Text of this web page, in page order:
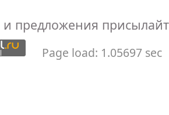
и предложения
Page load: 1.05697 sec